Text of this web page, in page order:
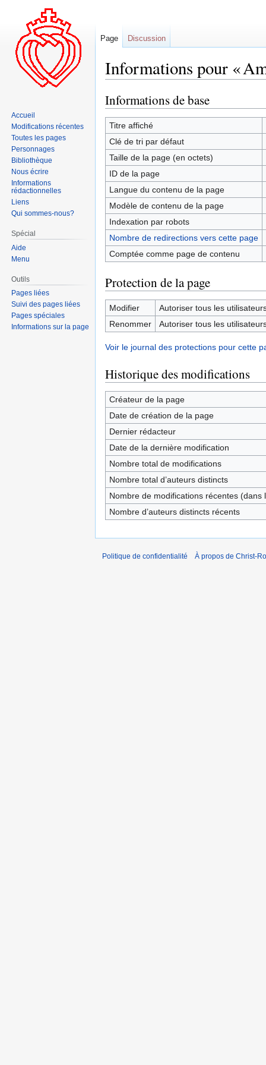
Informations pour «
Aller
à
la
navigation
Aller
à
la
recherche
Informations de base
Titre affiché
Clé de tri par défaut
Taille de la page (en octets)
ID de la page
Langue du contenu de la page
Modèle de contenu de la page
Indexation par robots
Nombre de redirections vers cette page
Comptée comme page de contenu
Protection de la page
Modifier
Autoriser tous les
Renommer
Autoriser tous les
Voir le journal des protections pour cette
Historique des modifications
Créateur de la page
Date de création de la page
Dernier rédacteur
Date de la dernière modification
Nombre total de modifications
Nombre total d’auteurs distincts
Nombre de modifications récentes (dans
Nombre d’auteurs distincts récents
Page Discussion
Accueil
Modifications récentes
Toutes les pages
Personnages
Bibliothèque
Nous écrire
Informations
rédactionnelles
Liens
Qui sommes-nous?
Spécial
Aide
Menu
Outils
Pages liées
Suivi des pages liées
Pages spéciales
Informations sur la page
Politique de confidentialité À propos de Christ-